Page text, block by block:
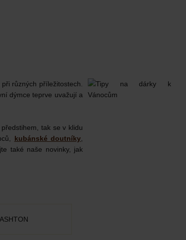
různých příležitostech.
dýmce teprve uvažují a
tak se v klidu
kubánské doutníky
také naše novinky, jak
ASHTON